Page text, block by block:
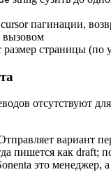
cursor пагинации,
размер страницы (по
отсутствуют
вариант
пишется как draft;
это менеджер,